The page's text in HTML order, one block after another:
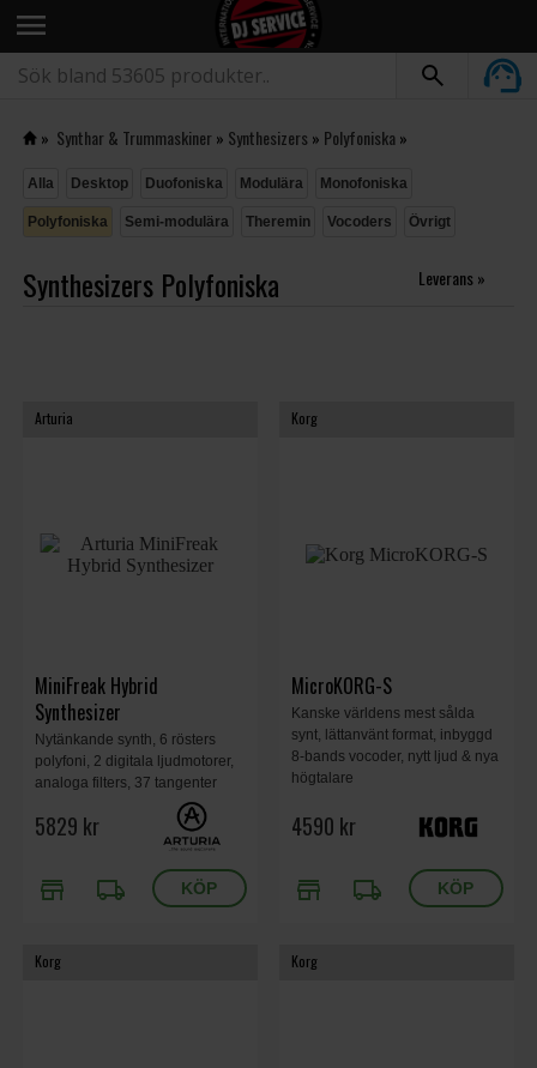
menu
» Synthar & Trummaskiner» Synthesizers » Polyfoniska»
Alla Desktop Duofoniska Modulära Monofoniska
Polyfoniska Semi-modulära Theremin Vocoders Övrigt
Synthesizers Polyfoniska Leverans »
Arturia
MiniFreak Hybrid
Synthesizer
Nytänkande synth, 6 rösters
polyfoni, 2 digitala ljudmotorer,
analoga filters, 37 tangenter
med aftertouch, 64-stegs
sequencer, MiniFreak V - en
mjukvaruversion av synten för
integration med din favorit-DAW.
5829 kr
store local_shipping
Korg
MicroKORG-S
Kanske världens mest sålda
synt, lättanvänt format, inbyggd
8-bands vocoder, nytt ljud & nya
högtalare
4590 kr
store local_shipping
Korg Korg